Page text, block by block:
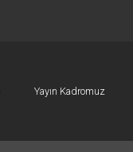
Yayın Kadromuz